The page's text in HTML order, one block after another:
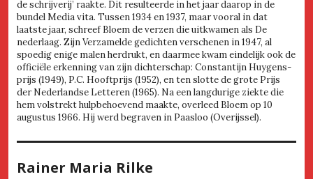
de schrijverij’ raakte. Dit resulteerde in het jaar daarop in de
bundel Media vita. Tussen 1934 en 1937, maar vooral in dat
laatste jaar, schreef Bloem de verzen die uitkwamen als De
nederlaag. Zijn Verzamelde gedichten verschenen in 1947, al
spoedig enige malen herdrukt, en daarmee kwam eindelijk ook de
officiële erkenning van zijn dichterschap: Constantijn Huygens-
prijs (1949), P.C. Hooftprijs (1952), en ten slotte de grote Prijs
der Nederlandse Letteren (1965). Na een langdurige ziekte die
hem volstrekt hulpbehoevend maakte, overleed Bloem op 10
augustus 1966. Hij werd begraven in Paasloo (Overijssel).
Rainer Maria Rilke